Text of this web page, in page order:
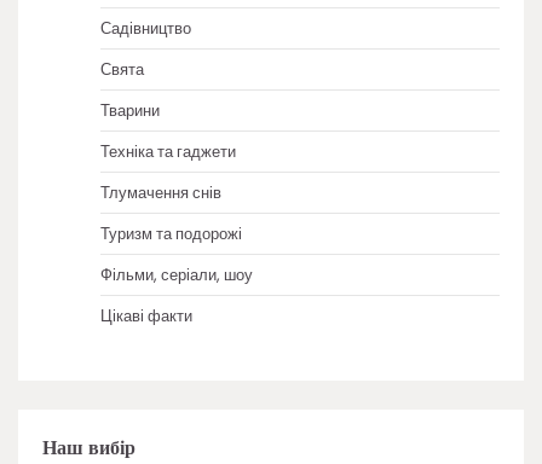
Садівництво
Свята
Тварини
Техніка та гаджети
Тлумачення снів
Туризм та подорожі
Фільми, серіали, шоу
Цікаві факти
Наш вибір